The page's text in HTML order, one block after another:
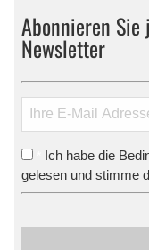
Abonnieren
Newsletter
Ich habe die
gelesen und stimme